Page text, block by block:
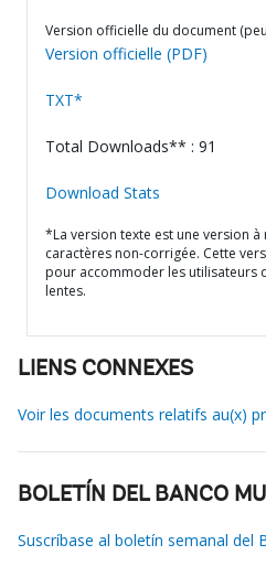
Version officielle du document
Version officielle (PDF)
TXT*
Total Downloads** : 91
Download Stats
*La version texte est une version
caractères non-corrigée. Cette
pour accommoder les utilisateurs
lentes.
LIENS CONNEXES
Voir les documents relatifs au(x)
BOLETÍN DEL BANCO
Suscríbase al boletín semanal del